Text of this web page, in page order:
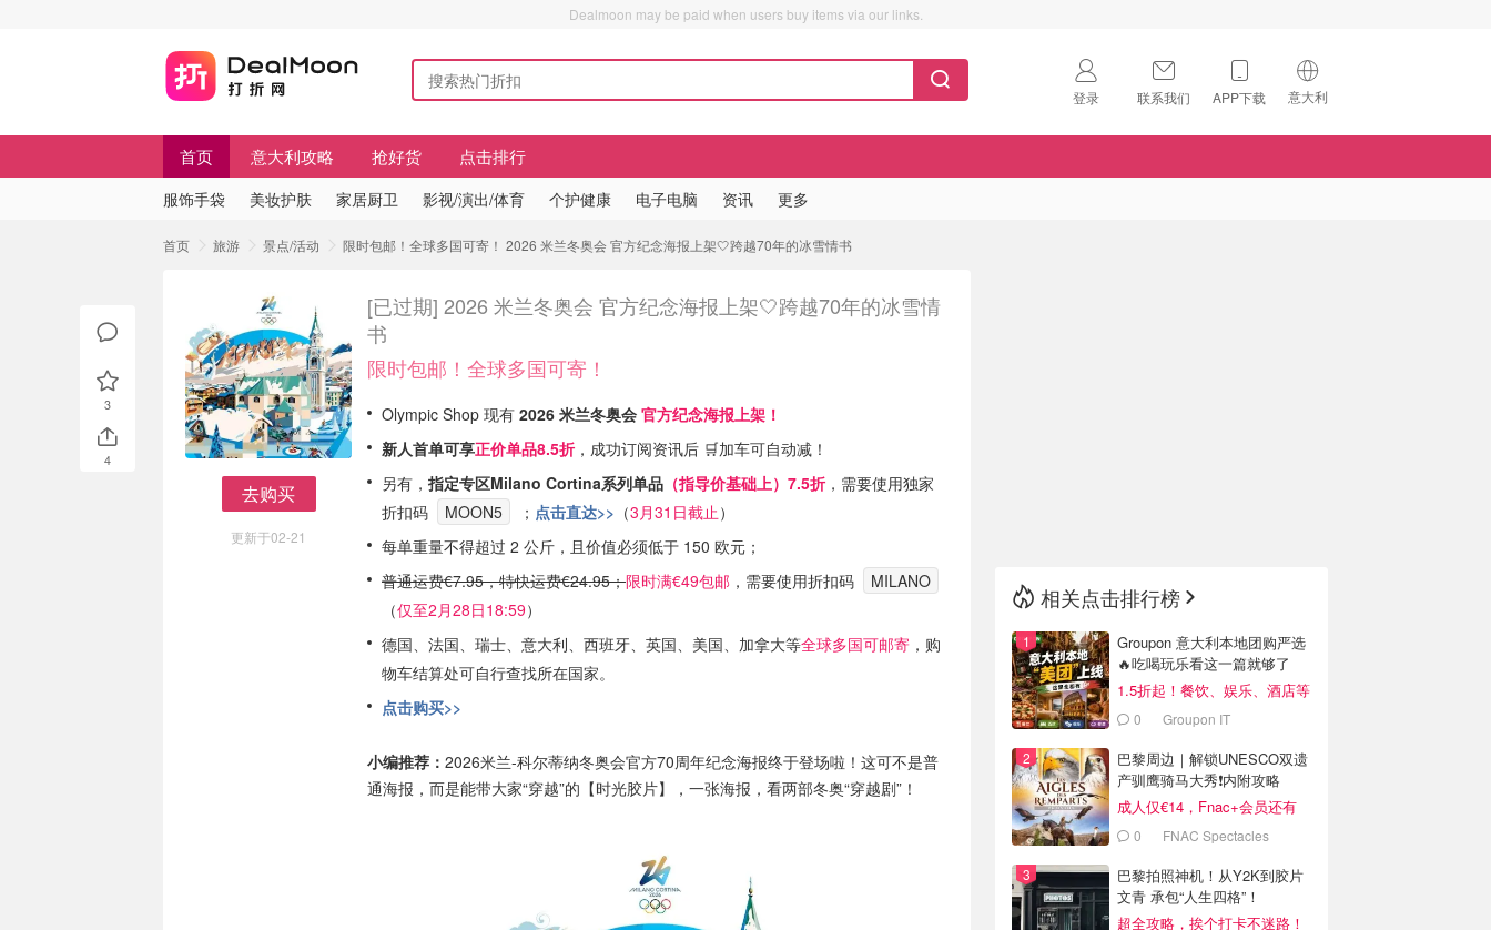
Dealmoon may be paid when users buy items via our links.
登录 联系我们 APP下载 意大利
🇺🇸
首页 意大利攻略 抢好货 点击排行
服饰手袋 美妆护肤 家居厨卫 影视/演出/体育 个护健康 电子电脑 资讯 更多
首页 旅游 景点/活动 限时包邮！全球多国可寄！ 2026 米兰冬奥会 官方纪念海报上架🤍跨越70年的冰雪情书
去购买
更新于02-21
[已过期] 2026 米兰冬奥会 官方纪念海报上架🤍跨越70年的冰雪情
书
限时包邮！全球多国可寄！
Olympic Shop 现有 2026 米兰冬奥会 官方纪念海报上架！
新人首单可享正价单品8.5折 ，成功订阅资讯后 🛒加车可自动减！
另有， 指定专区Milano Cortina系列单品 （指导价基础上）7.5折 ，需要使用独家
折扣码
MOON5 ； 点击直达>> （3月31日截止）
每单重量不得超过 2 公斤，且价值必须低于 150 欧元；
普通运费€7.95，特快运费€24.95；限时满€49包邮 ，需要使用折扣码
MILANO
（仅至2月28日18:59）
德国、法国、瑞士、意大利、西班牙、英国、美国、加拿大等全球多国可邮寄 ，购
物车结算处可自行查找所在国家。
点击购买>>
小编推荐： 2026米兰-科尔蒂纳冬奥会官方70周年纪念海报终于登场啦！这可不是普
通海报，而是能带大家“穿越”的【时光胶片】，一张海报，看两部冬奥“穿越剧”！
3
4
相关点击排行榜
Groupon 意大利本地团购严选
🔥吃喝玩乐看这一篇就够了
1.5折起！餐饮、娱乐、酒店等
全覆盖
0 Groupon IT
巴黎周边｜解锁UNESCO双遗
产驯鹰骑马大秀❗️内附攻略
成人仅€14，Fnac+会员还有
折！0 FNAC Spectacles
巴黎拍照神机！从Y2K到胶片
文青 承包“人生四格”！
超全攻略，挨个打卡不迷路！